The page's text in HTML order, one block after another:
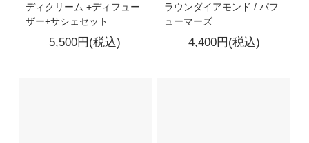
ディクリーム +ディフュー
ザー+サシェセット
5,500円(税込)
ラウンダイアモンド / パフ
ューマーズ
4,400円(税込)